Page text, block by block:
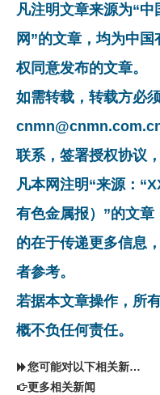
凡注明文章来源为“
网”的文章，均为中
权同意发布的文章。
如需转载，转载方必
cnmn@cnmn.com.cn
联系，签署授权协议
凡本网注明“来源：
有色金属报）”的文章
的在于传递更多信息
者参考。
若据本文章操作，所
概不负任何责任。
您可能对以下相关新闻同样感兴趣
更多相关新闻